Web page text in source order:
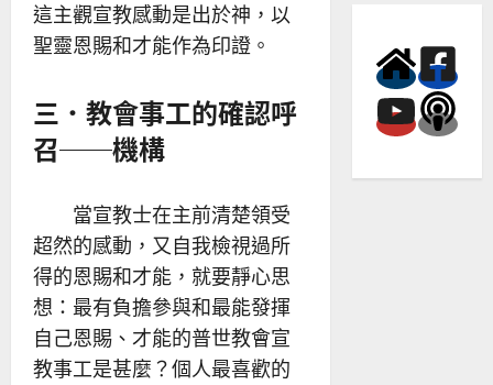
這主觀宣教感動是出於神，以
聖靈恩賜和才能作為印證。
三．教會事工的確認呼
召──機構
當宣教士在主前清楚領受
超然的感動，又自我檢視過所
得的恩賜和才能，就要靜心思
想：最有負擔參與和最能發揮
自己恩賜、才能的普世教會宣
教事工是甚麼？個人最喜歡的